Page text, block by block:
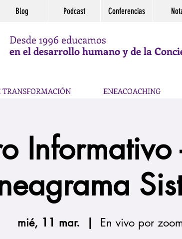
Blog Podcast Conferencias
Desde 1996 educamos
en el desarrollo humano y de la
ENEACOACHING
mié, 11 mar. En vivo por